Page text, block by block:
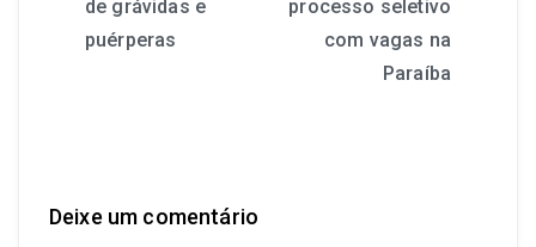
de grávidas e
puérperas
processo seletivo
com vagas na
Paraíba
Deixe um comentário